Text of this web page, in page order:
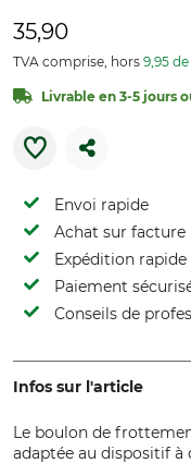
35,90
TVA comprise, hors 9,95
Livrable en 3-5 jours
Envoi rapide
Achat sur facture
Expédition rapide
Paiement
Conseils de
Infos sur l'article
Le boulon de
adaptée au dispositif à